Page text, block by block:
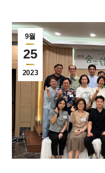
9월
25
2023